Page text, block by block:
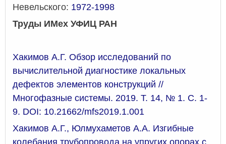
Невельского: 1972-1998
Труды ИМех УФИЦ РАН
Хакимов А.Г. Обзор исследований по
вычислительной диагностике локальных
дефектов элементов конструкций //
Многофазные системы. 2019. Т. 14, № 1. С. 1-
9. DOI: 10.21662/mfs2019.1.001
Хакимов А.Г., Юлмухаметов А.А. Изгибные